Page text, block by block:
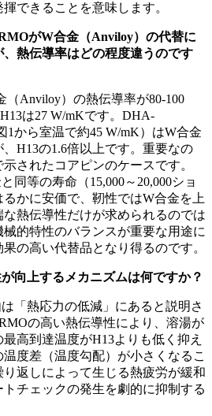
できることを意味します。
がW合金（Anviloy）の代替に
熱伝導率はどの程度違うのです
（Anviloy）の熱伝導率が80-100
は27 W/mKです。DHA-
1から室温で約45 W/mK）はW合金
H13の1.6倍以上です。重要なの
されたコアピンのケースです。
同等の寿命（15,000～20,000ショ
かに安価で、靭性ではW合金を上
熱伝導性だけが求められるのでは
的特性のバランスが重要な用途に
の高い代替品となり得るのです。
向上するメカニズムは何ですか？
「熱応力の低減」にあると説明さ
の高い熱伝導性により、溶湯が
高到達温度がH13よりも低く抑え
度差（温度勾配）が小さくなるこ
返しによって生じる熱疲労が緩和
チェックの発生を劇的に抑制する